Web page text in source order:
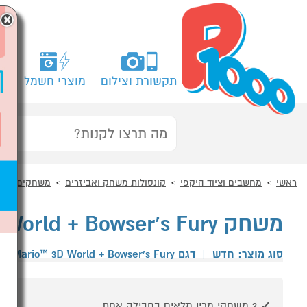
תקשורת וצילום מוצרי חשמל
ראשי מחשבים וציוד היקפי קונסולות משחק ואביזרים משחקים
משחק Nintendo Super Mario 3D World + Bowser’s Fury
סוג מוצר: חדש | דגם Super Mario™ 3D World + Bowser’s Fury
×